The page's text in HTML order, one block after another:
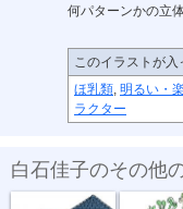
何パターンかの立
このイラストが
ほ乳類, 明るい・
ラクター
白石佳子のその他
暮らしの手引き1 暮らしの